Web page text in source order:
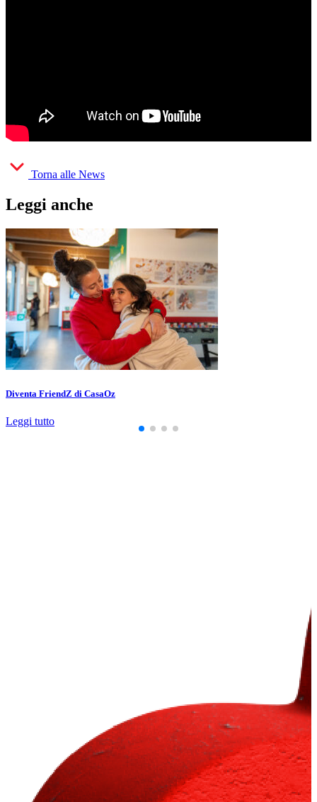
Torna alle News
Leggi anche
Diventa FriendZ di CasaOz
Leggi tutto